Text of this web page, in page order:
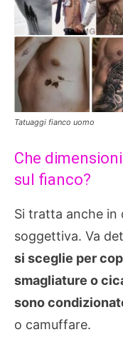
Tatuaggi fianco uomo
Che
sul fianco?
Si tratta anche in
soggettiva. Va
si sceglie per
smagliature o
sono
o camuffare.